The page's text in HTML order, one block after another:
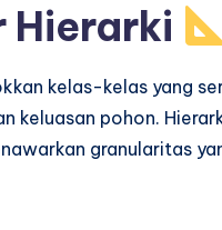
Hierarki
kelas-kelas yang
pohon.
granularitas